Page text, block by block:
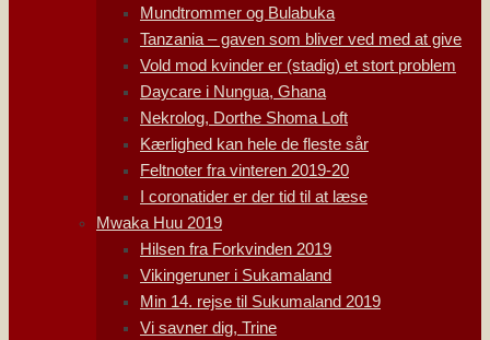
Mundtrommer og Bulabuka
Tanzania – gaven som bliver ved med at give
Vold mod kvinder er (stadig) et stort problem
Daycare i Nungua, Ghana
Nekrolog, Dorthe Shoma Loft
Kærlighed kan hele de fleste sår
Feltnoter fra vinteren 2019-20
I coronatider er der tid til at læse
Mwaka Huu 2019
Hilsen fra Forkvinden 2019
Vikingeruner i Sukamaland
Min 14. rejse til Sukumaland 2019
Vi savner dig, Trine